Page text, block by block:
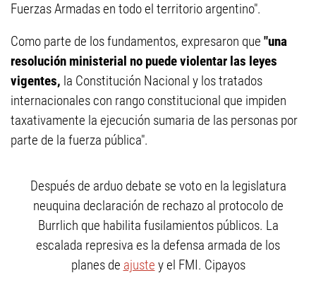
Fuerzas Armadas en todo el territorio argentino".
Como parte de los fundamentos, expresaron que "una
resolución ministerial no puede violentar las leyes
vigentes, la Constitución Nacional y los tratados
internacionales con rango constitucional que impiden
taxativamente la ejecución sumaria de las personas por
parte de la fuerza pública".
Después de arduo debate se voto en la legislatura
neuquina declaración de rechazo al protocolo de
Burrlich que habilita fusilamientos públicos. La
escalada represiva es la defensa armada de los
planes de ajuste y el FMI. Cipayos